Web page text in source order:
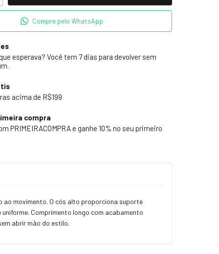
Compre pelo WhatsApp
esperava? Você tem 7 dias para devolver sem
acima de R$199
compra
PRIMEIRACOMPRA e ganhe 10% no seu primeiro
ao movimento. O cós alto proporciona suporte
Comprimento longo com acabamento
abrir mão do estilo.